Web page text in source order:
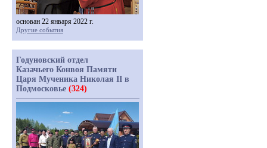
основан 22 января 2022 г.
Другие события
Годуновский отдел
Казачьего Конвоя Памяти
Царя Мученика Николая II в
Подмосковье (324)